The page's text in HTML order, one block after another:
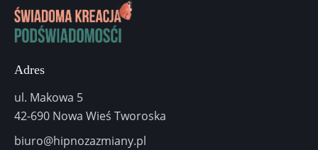
Adres
ul. Makowa 5
42-690 Nowa Wieś Tworoska
biuro@hipnozazmiany.pl